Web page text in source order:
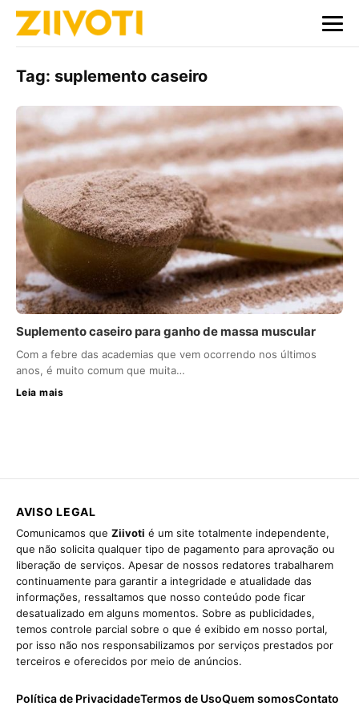
Tag: suplemento caseiro
Suplemento caseiro para ganho de massa muscular
Com a febre das academias que vem ocorrendo nos últimos
anos, é muito comum que muita…
Leia mais
AVISO LEGAL
Comunicamos que Ziivoti é um site totalmente independente,
que não solicita qualquer tipo de pagamento para aprovação ou
liberação de serviços. Apesar de nossos redatores trabalharem
continuamente para garantir a integridade e atualidade das
informações, ressaltamos que nosso conteúdo pode ficar
desatualizado em alguns momentos. Sobre as publicidades,
temos controle parcial sobre o que é exibido em nosso portal,
por isso não nos responsabilizamos por serviços prestados por
terceiros e oferecidos por meio de anúncios.
Política de PrivacidadeTermos de UsoQuem somosContato